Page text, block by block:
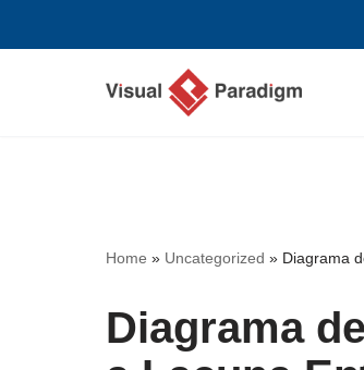
Home » Uncategorized » Diagrama
Diagrama